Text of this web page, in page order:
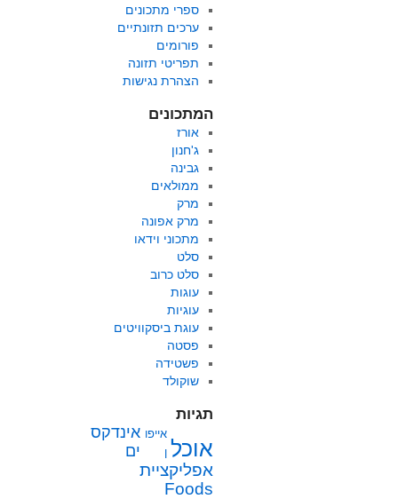
ספרי מתכונים
ערכים תזונתיים
פורומים
תפריטי תזונה
הצהרת נגישות
המתכונים
אורז
ג'חנון
גבינה
ממולאים
מרק
מרק אפונה
מתכוני וידאו
סלט
סלט כרוב
עוגות
עוגיות
עוגת ביסקוויטים
פסטה
פשטידה
שוקולד
תגיות
אוכל
אייפו
ן
אינדקס
ים
אפליקציית
Foods